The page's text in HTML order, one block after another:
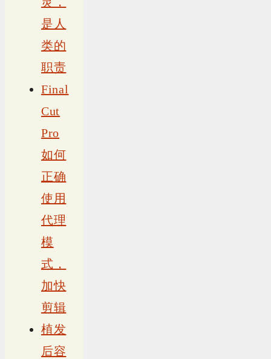
是人
类的
职责
Final
Cut
Pro
如何
正确
使用
代理
模
式，
加快
剪辑
植发
后容